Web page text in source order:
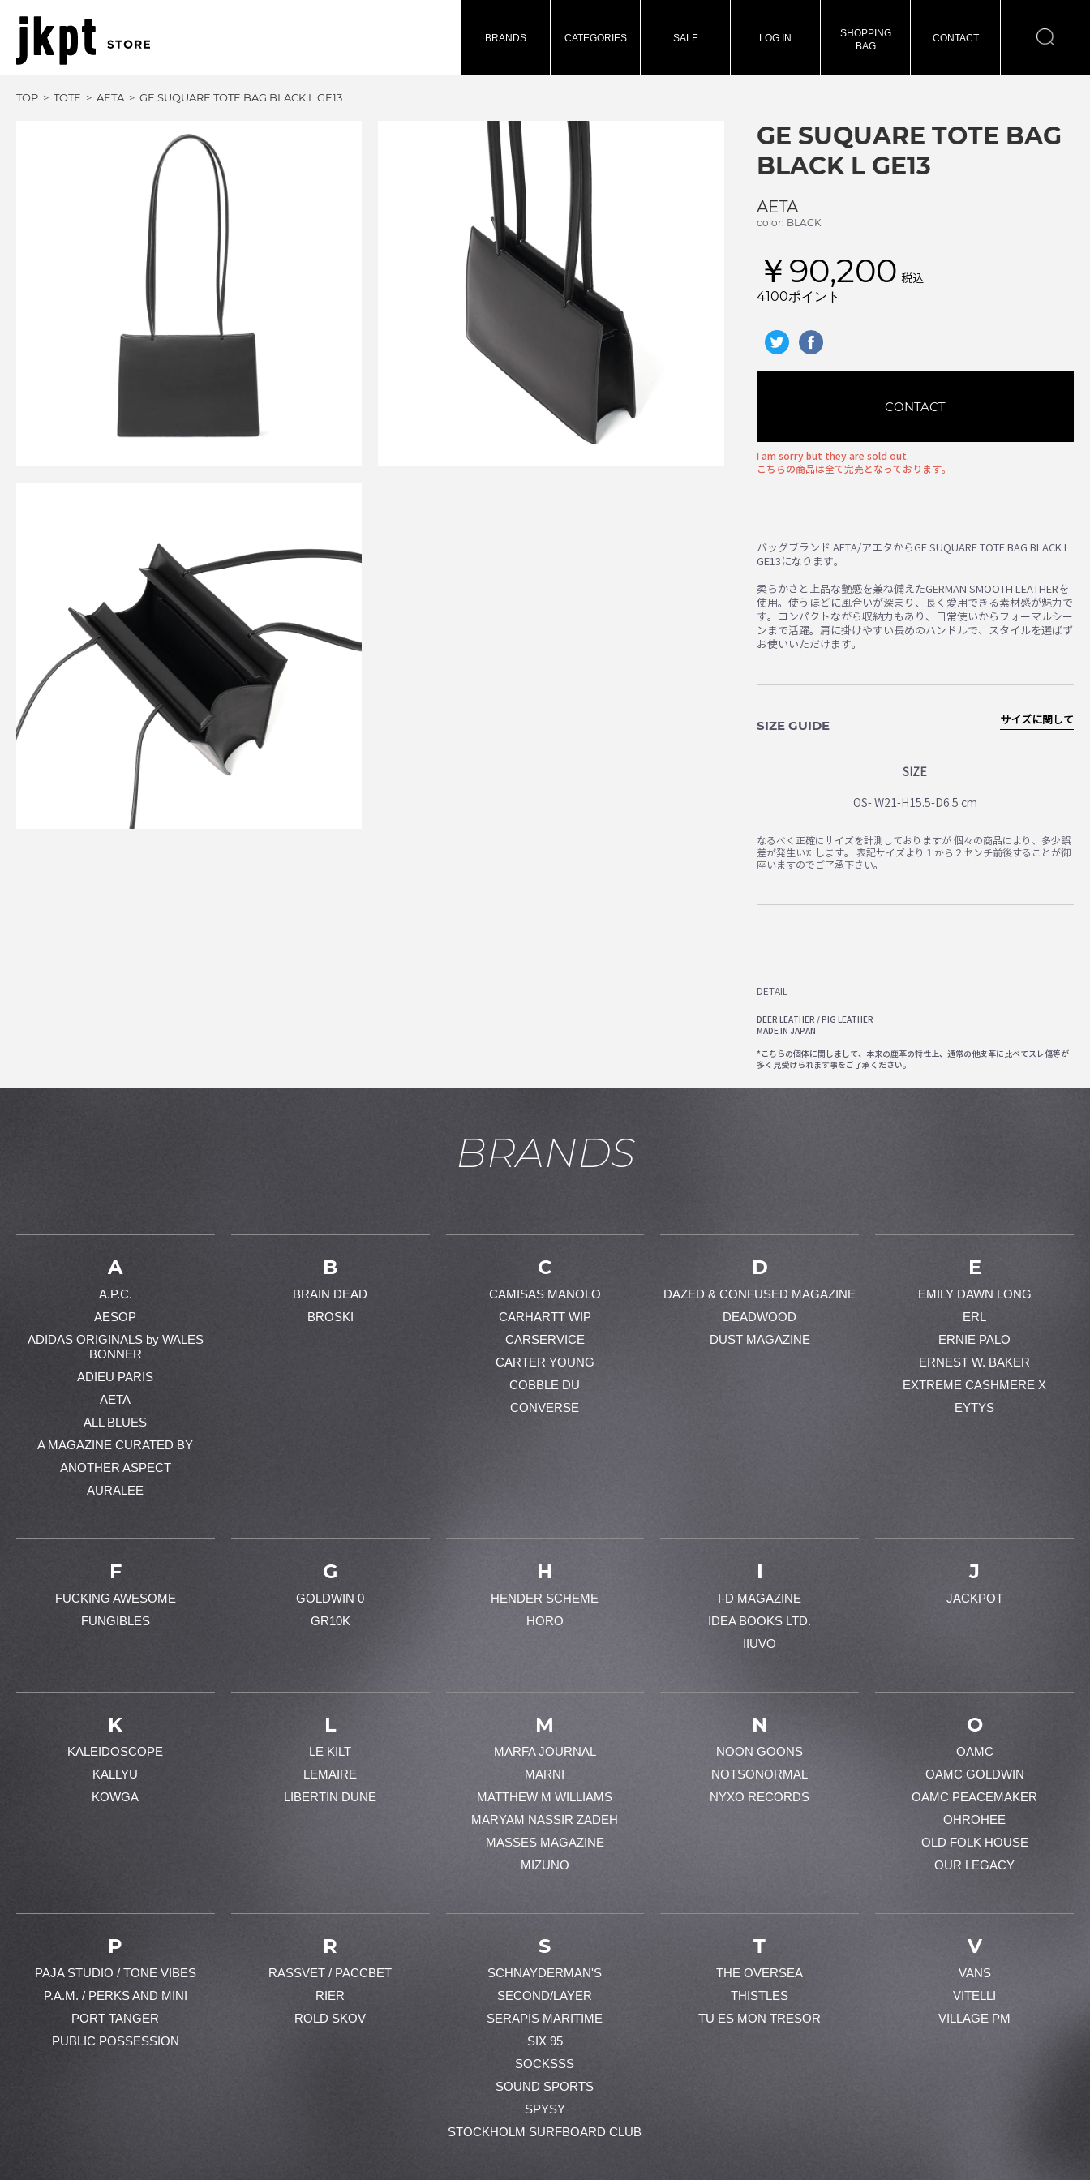
BRANDS CATEGORIES SALE LOG IN
SHOPPING
BAG
CONTACT
TOP TOTE AETA GE SUQUARE TOTE BAG BLACK L GE13
GE SUQUARE TOTE BAG
BLACK L GE13
AETA
color: BLACK
￥90,200 税込
4100ポイント
CONTACT
I am sorry but they are sold out.
こちらの商品は全て完売となっております。
バッグブランド AETA/アエタからGE SUQUARE TOTE BAG BLACK L
GE13になります。
柔らかさと上品な艶感を兼ね備えたGERMAN SMOOTH LEATHERを
使用。使うほどに風合いが深まり、長く愛用できる素材感が魅力で
す。コンパクトながら収納力もあり、日常使いからフォーマルシー
ンまで活躍。肩に掛けやすい長めのハンドルで、スタイルを選ばず
お使いいただけます。
SIZE GUIDE
SIZE
OS- W21-H15.5-D6.5 cm
サイズに関して
なるべく正確にサイズを計測しておりますが 個々の商品により、多少誤
差が発生いたします。 表記サイズより１から２センチ前後することが御
座いますのでご了承下さい。
DETAIL
DEER LEATHER / PIG LEATHER
MADE IN JAPAN
*こちらの個体に関しまして、本来の鹿革の特性上、通常の他皮革に比べてスレ傷等が
多く見受けられます事をご了承ください。
BRANDS
A
A.P.C.
AESOP
ADIDAS ORIGINALS by WALES
BONNER
ADIEU PARIS
AETA
ALL BLUES
A MAGAZINE CURATED BY
ANOTHER ASPECT
AURALEE
B
BRAIN DEAD
BROSKI
C
CAMISAS MANOLO
CARHARTT WIP
CARSERVICE
CARTER YOUNG
COBBLE DU
CONVERSE
D
DAZED & CONFUSED MAGAZINE
DEADWOOD
DUST MAGAZINE
E
EMILY DAWN LONG
ERL
ERNIE PALO
ERNEST W. BAKER
EXTREME CASHMERE X
EYTYS
F
FUCKING AWESOME
FUNGIBLES
G
GOLDWIN 0
GR10K
H
HENDER SCHEME
HORO
I
I-D MAGAZINE
IDEA BOOKS LTD.
IIUVO
J
JACKPOT
K
KALEIDOSCOPE
KALLYU
KOWGA
L
LE KILT
LEMAIRE
LIBERTIN DUNE
M
MARFA JOURNAL
MARNI
MATTHEW M WILLIAMS
MARYAM NASSIR ZADEH
MASSES MAGAZINE
MIZUNO
N
NOON GOONS
NOTSONORMAL
NYXO RECORDS
O
OAMC
OAMC GOLDWIN
OAMC PEACEMAKER
OHROHEE
OLD FOLK HOUSE
OUR LEGACY
P
PAJA STUDIO / TONE VIBES
P.A.M. / PERKS AND MINI
PORT TANGER
PUBLIC POSSESSION
R
RASSVET / PACCBET
RIER
ROLD SKOV
S
SCHNAYDERMAN'S
SECOND/LAYER
SERAPIS MARITIME
SIX 95
SOCKSSS
SOUND SPORTS
SPYSY
STOCKHOLM SURFBOARD CLUB
T
THE OVERSEA
THISTLES
TU ES MON TRESOR
V
VANS
VITELLI
VILLAGE PM